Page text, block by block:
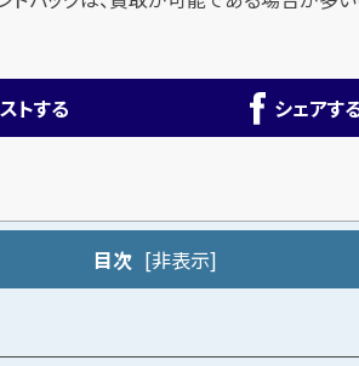
トする シェアす
目次 [非表示]